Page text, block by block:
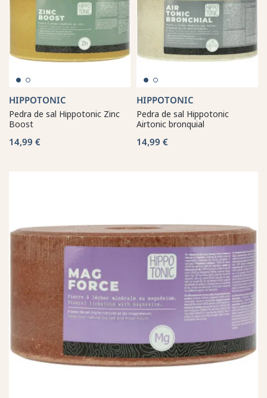
HIPPOTONIC
Pedra de sal Hippotonic Zinc
Boost
14,99 €
HIPPOTONIC
Pedra de sal Hippotonic
Airtonic bronquial
14,99 €